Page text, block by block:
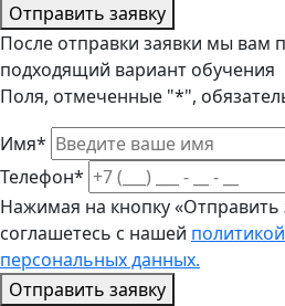
Отправить заявку
После отправки заявки мы вам
подходящий вариант обучения
Поля, отмеченные "*",
Имя*
Телефон*
Нажимая на кнопку «Отправить
соглашетесь с нашей
персональных данных.
Отправить заявку